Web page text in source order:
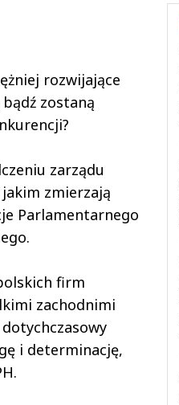
rozwijające
zostaną
zarządu
zmierzają
Parlamentarnego
firm
zachodnimi
i determinację,